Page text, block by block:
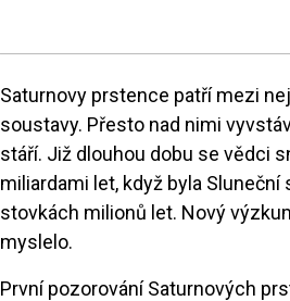
Saturnovy prstence patří mezi
soustavy. Přesto nad nimi
stáří. Již dlouhou dobu se vědci
miliardami let, když byla
stovkách milionů let. Nový
myslelo.
První pozorování Saturnových